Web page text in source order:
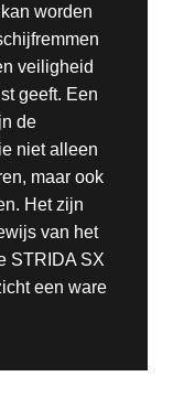
worden
veiligheid
geeft. Een
de
niet alleen
maar ook
Het zijn
van het
STRIDA SX
een ware